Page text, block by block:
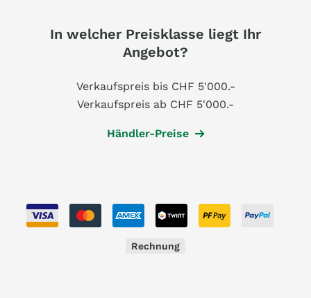
In welcher Preisklasse liegt Ihr
Angebot?
Verkaufspreis bis CHF 5'000.-
Verkaufspreis ab CHF 5'000.-
Händler-Preise
Rechnung